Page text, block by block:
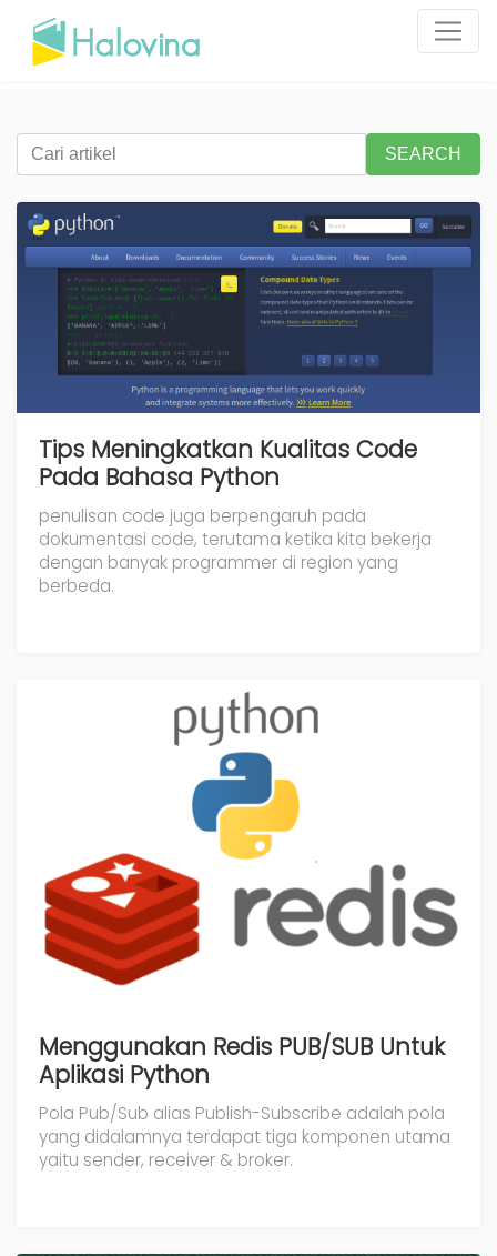
SEARCH
Tips Meningkatkan Kualitas Code
Pada Bahasa Python
penulisan code juga berpengaruh pada
dokumentasi code, terutama ketika kita bekerja
dengan banyak programmer di region yang
berbeda.
Menggunakan Redis PUB/SUB Untuk
Aplikasi Python
Pola Pub/Sub alias Publish-Subscribe adalah pola
yang didalamnya terdapat tiga komponen utama
yaitu sender, receiver & broker.